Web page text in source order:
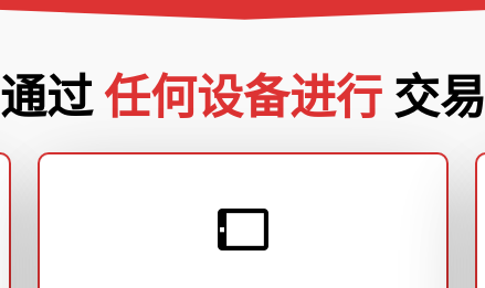
通过任何设备进行 交易